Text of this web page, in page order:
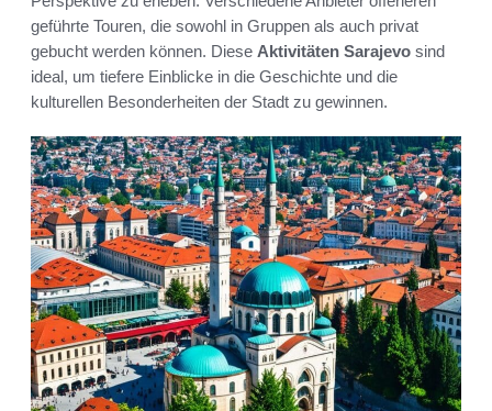
geführte Touren, die sowohl in Gruppen als auch privat
gebucht werden können. Diese Aktivitäten Sarajevo sind
ideal, um tiefere Einblicke in die Geschichte und die
kulturellen Besonderheiten der Stadt zu gewinnen.